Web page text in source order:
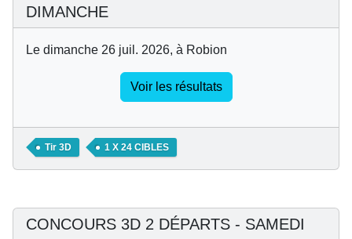
DIMANCHE
Le dimanche 26 juil. 2026, à Robion
Voir les résultats
Tir 3D 1 X 24 CIBLES
CONCOURS 3D 2 DÉPARTS - SAMEDI